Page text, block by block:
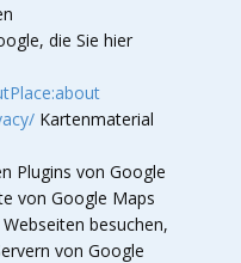
die Sie hier
Kartenmaterial
Plugins von Google
von Google Maps
besuchen,
von Google